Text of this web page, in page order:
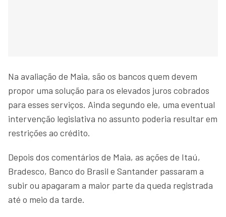
Na avaliação de Maia, são os bancos quem devem
propor uma solução para os elevados juros cobrados
para esses serviços. Ainda segundo ele, uma eventual
intervenção legislativa no assunto poderia resultar em
restrições ao crédito.
Depois dos comentários de Maia, as ações de Itaú,
Bradesco, Banco do Brasil e Santander passaram a
subir ou apagaram a maior parte da queda registrada
até o meio da tarde.